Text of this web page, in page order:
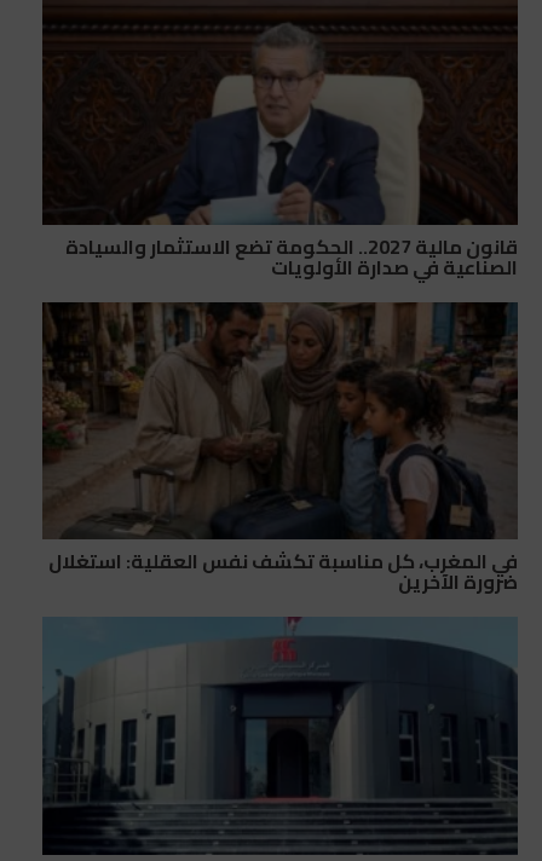
قانون مالية 2027.. الحكومة تضع الاستثمار والسيادة
الصناعية في صدارة الأولويات
في المغرب، كل مناسبة تكشف نفس العقلية: استغلال
ضرورة الآخرين